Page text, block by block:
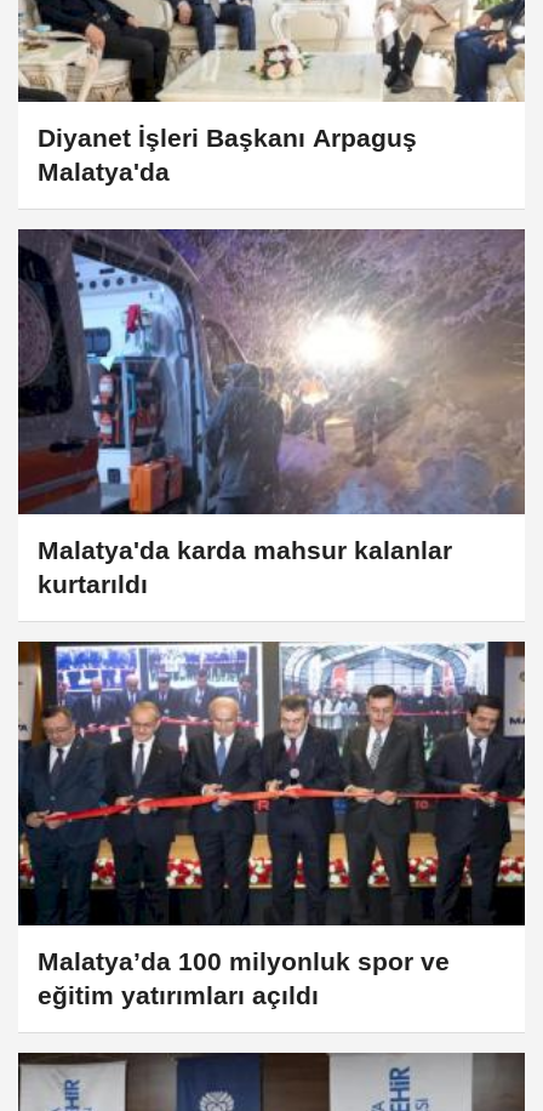
Diyanet İşleri Başkanı Arpaguş
Malatya'da
Malatya'da karda mahsur kalanlar
kurtarıldı
Malatya’da 100 milyonluk spor ve
eğitim yatırımları açıldı